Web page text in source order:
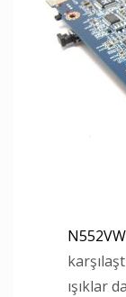
ışıklar